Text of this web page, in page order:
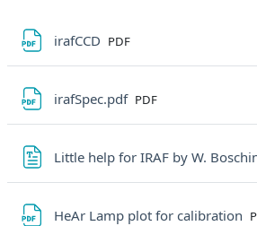
irafCCD File
PDF
irafSpec.pdf File
PDF
Little help for IRAF by W.
HeAr Lamp plot for calibration